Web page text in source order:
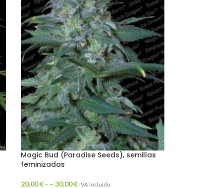
Magic Bud (Paradise Seeds), semillas
feminizadas
20,00€ - –30,00€ IVA incluido